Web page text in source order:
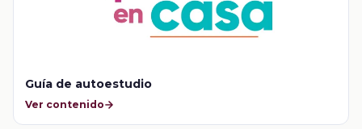
Guía de autoestudio
Ver contenido